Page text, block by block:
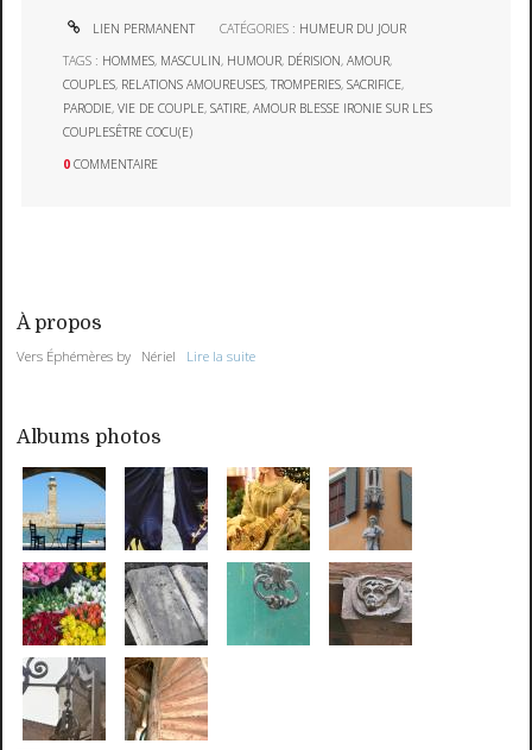
LIEN PERMANENT CATÉGORIES : HUMEUR DU JOUR
TAGS : HOMMES, MASCULIN, HUMOUR, DÉRISION,AMOUR,
COUPLES, RELATIONS AMOUREUSES,TROMPERIES,SACRIFICE,
PARODIE,VIE DE COUPLE,SATIRE,AMOUR BLESSE IRONIE SUR LES
COUPLESÊTRE COCU(E)
0 COMMENTAIRE
À propos
Vers Éphémères by Nériel Lire la suite
Albums photos